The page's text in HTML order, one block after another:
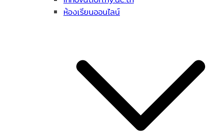
ห้องเรียนออนไลน์